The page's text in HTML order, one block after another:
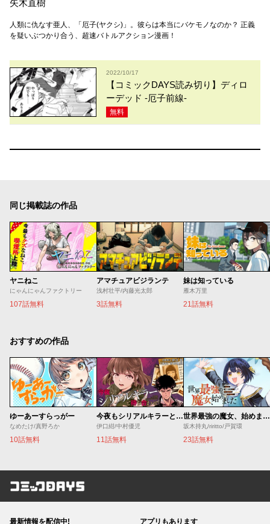
矢木直樹
人類に仇なす亜人、「厄子(ヤクシ)」。彼らは本当にバケモノなのか？ 正義
を疑いぶつかり合う、超速バトルアクション漫画！
2022/10/17
【コミックDAYS読み切り】ディロ
ーデッド -厄子前線-
無料
同じ掲載誌の作品
ヤニねこ
にゃんにゃんファクトリー
107話無料
アマチュアビジランテ
浅村壮平/内藤光太郎
3話無料
妹は知っている
雁木万里
21話無料
おすすめの作品
ゆーあーすらっがー
なめたけ/真野ろか
10話無料
今夜もシリアルキラーと待ち合わせ
伊口紺/中村優児
11話無料
世界最強の魔女、始めました ～私だけ『攻略サイト』を見れる世界で自由に生きます～
坂木持丸/riritto/戸賀環
23話無料
コミックDAYS
最新情報を配信中! アプリもあります